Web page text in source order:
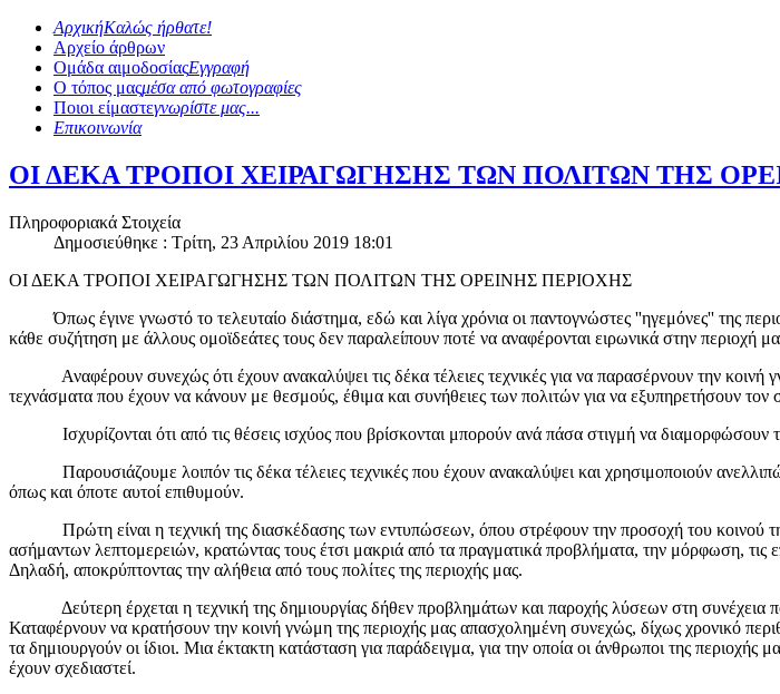
ΑρχικήΚαλώς ήρθατε!
Αρχείο άρθρων
Ομάδα αιμοδοσίαςΕγγραφή
Ο τόπος μαςμέσα από φωτογραφίες
Ποιοι είμαστεγνωρίστε μας...
Επικοινωνία
ΟΙ ΔΕΚΑ ΤΡΟΠΟΙ ΧΕΙΡΑΓΩΓΗΣΗΣ ΤΩΝ ΠΟΛΙΤΩΝ ΤΗΣ
Πληροφοριακά Στοιχεία
Δημοσιεύθηκε : Τρίτη, 23 Απριλίου 2019 18:01
ΟΙ ΔΕΚΑ ΤΡΟΠΟΙ ΧΕΙΡΑΓΩΓΗΣΗΣ ΤΩΝ ΠΟΛΙΤΩΝ ΤΗΣ ΟΡΕΙΝΗΣ ΠΕΡΙΟΧΗΣ
Όπως έγινε γνωστό το τελευταίο διάστημα, εδώ και λίγα χρόνια οι παντογνώστες ''ηγεμόνες'' της
κάθε συζήτηση με άλλους ομοϊδεάτες τους δεν παραλείπουν ποτέ να αναφέρονται ειρωνικά στην περιοχή
Αναφέρουν συνεχώς ότι έχουν ανακαλύψει τις δέκα τέλειες τεχνικές για να παρασέρνουν την κοινή
τεχνάσματα που έχουν να κάνουν με θεσμούς, έθιμα και συνήθειες των πολιτών για να εξυπηρετήσουν τον
Ισχυρίζονται ότι από τις θέσεις ισχύος που βρίσκονται μπορούν ανά πάσα στιγμή να διαμορφώσουν
Παρουσιάζουμε λοιπόν τις δέκα τέλειες τεχνικές που έχουν ανακαλύψει και χρησιμοποιούν
όπως και όποτε αυτοί επιθυμούν.
Πρώτη είναι η τεχνική της διασκέδασης των εντυπώσεων, όπου στρέφουν την προσοχή του κοινού
ασήμαντων λεπτομερειών, κρατώντας τους έτσι μακριά από τα πραγματικά προβλήματα, την μόρφωση, τις
Δηλαδή, αποκρύπτοντας την αλήθεια από τους πολίτες της περιοχής μας.
Δεύτερη έρχεται η τεχνική της δημιουργίας δήθεν προβλημάτων και παροχής λύσεων στη συνέχεια
Καταφέρνουν να κρατήσουν την κοινή γνώμη της περιοχής μας απασχολημένη συνεχώς, δίχως χρονικό
τα δημιουργούν οι ίδιοι. Μια έκτακτη κατάσταση για παράδειγμα, για την οποία οι άνθρωποι της
έχουν σχεδιαστεί.